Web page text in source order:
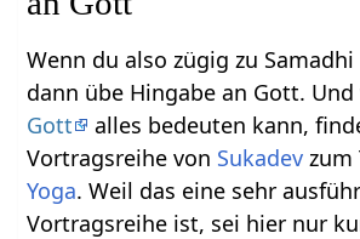
Wenn du also zügig zu
dann übe Hingabe an Gott.
Gott
alles bedeuten kann,
Vortragsreihe von Sukadev zum
Yoga. Weil das eine sehr
Vortragsreihe ist, sei hier nur